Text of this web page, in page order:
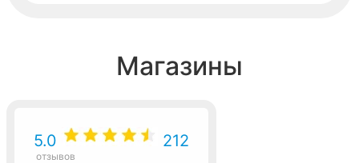
Магазины
5.0 212
отзывов